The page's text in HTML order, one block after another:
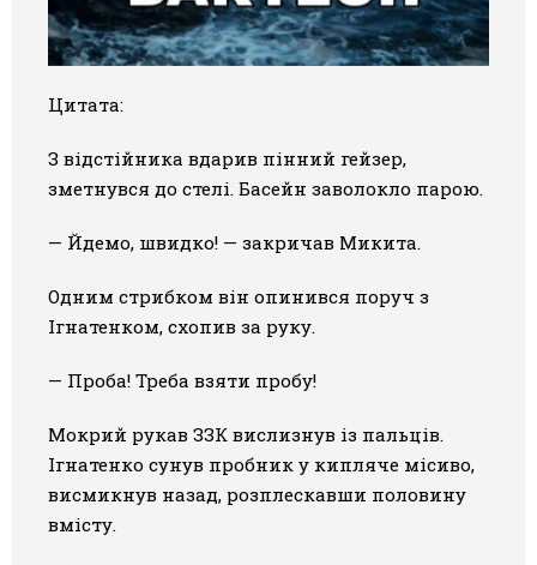
Цитата:
З відстійника вдарив пінний гейзер,
зметнувся до стелі. Басейн заволокло парою.
— Йдемо, швидко! — закричав Микита.
Одним стрибком він опинився поруч з
Ігнатенком, схопив за руку.
— Проба! Треба взяти пробу!
Мокрий рукав ЗЗК вислизнув із пальців.
Ігнатенко сунув пробник у кипляче місиво,
висмикнув назад, розплескавши половину
вмісту.